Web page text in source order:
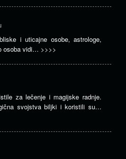
i uticajne osobe, astrologe,
osoba vidi… >>>>
za lečenje i magijske radnje.
svojstva biljki i koristili su…